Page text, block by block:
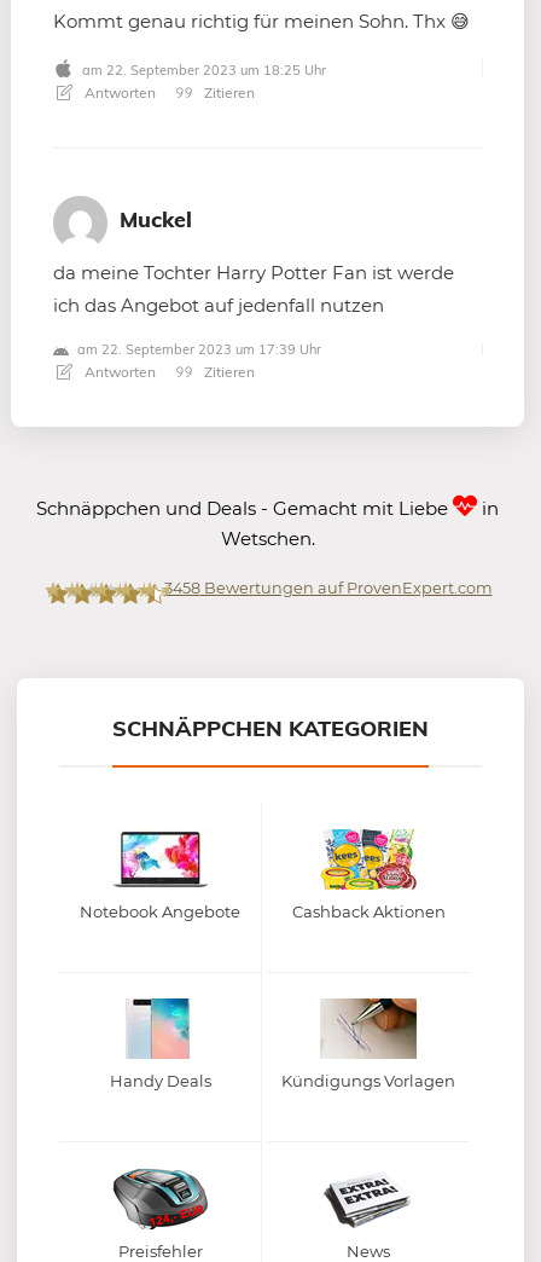
Kommt genau richtig für meinen Sohn. Thx 😅
am 22. September 2023 um 18:25 Uhr
Antworten Zitieren
Muckel
da meine Tochter Harry Potter Fan ist werde
ich das Angebot auf jedenfall nutzen
am 22. September 2023 um 17:39 Uhr
Antworten Zitieren
Schnäppchen und Deals - Gemacht mit Liebe
in
Wetschen.
3458Bewertungen auf ProvenExpert.com
SCHNÄPPCHEN KATEGORIEN
Notebook Angebote Cashback Aktionen
Handy Deals Kündigungs Vorlagen
Preisfehler News